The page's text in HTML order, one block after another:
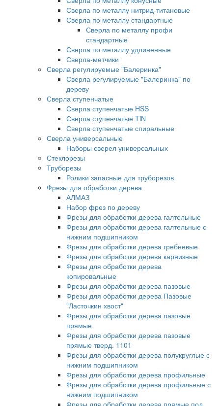
Сверла по металлу нитрид-титановые
Сверла по металлу стандартные
Сверла по металлу профи
стандартные
Сверла по металлу удлиненные
Сверла-метчики
Сверла регулируемые "Балеринка"
Сверла регулируемые "Балеринка" по
дереву
Сверла ступенчатые
Сверла ступенчатые HSS
Сверла ступенчатые TiN
Сверла ступенчатые спиральные
Сверла универсальные
Наборы сверел универсальных
Стеклорезы
Труборезы
Ролики запасные для труборезов
Фрезы для обработки дерева
АЛМАЗ
Набор фрез по дереву
Фрезы для обработки дерева галтельные
Фрезы для обработки дерева галтельные с
нижним подшипником
Фрезы для обработки дерева гребневые
Фрезы для обработки дерева карнизные
Фрезы для обработки дерева
копировальные
Фрезы для обработки дерева пазовые
Фрезы для обработки дерева Пазовые
"Ласточкин хвост"
Фрезы для обработки дерева пазовые
прямые
Фрезы для обработки дерева пазовые
прямые тверд. 1101
Фрезы для обработки дерева полукруглые с
нижним подшипником
Фрезы для обработки дерева профильные
Фрезы для обработки дерева профильные с
нижним подшипником
Фрезы для обработки дерева прямые под